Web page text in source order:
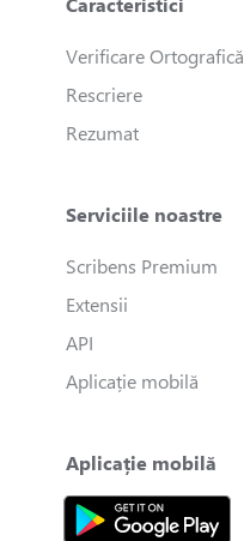
Verificare Ortografică
Rescriere
Rezumat
Serviciile noastre
Scribens Premium
Extensii
API
Aplicație mobilă
Aplicație mobilă